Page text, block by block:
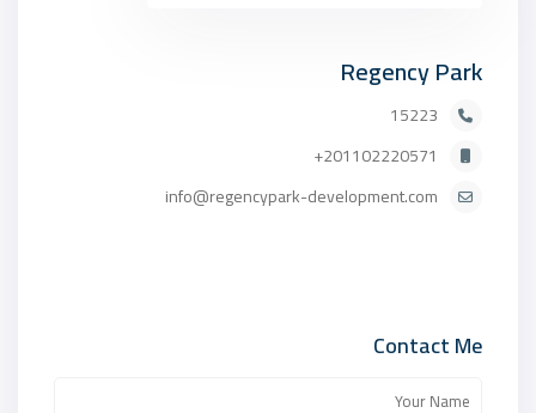
Regency Park
15223
201102220571+
info@regencypark-development.com
Contact Me